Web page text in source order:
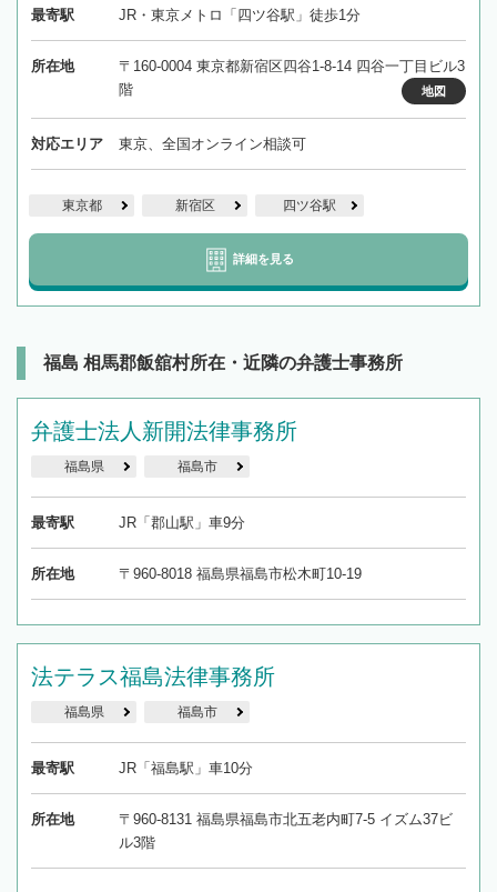
最寄駅 JR・東京メトロ「四ツ谷駅」徒歩1分
所在地
〒160-0004 東京都新宿区四谷1-8-14 四谷一丁目ビル3
階
地図
対応エリア 東京、全国オンライン相談可
東京都 新宿区 四ツ谷駅
詳細を見る
福島 相馬郡飯舘村所在・近隣の弁護士事務所
弁護士法人新開法律事務所
福島県 福島市
最寄駅 JR「郡山駅」車9分
所在地 〒960-8018 福島県福島市松木町10-19
法テラス福島法律事務所
福島県 福島市
最寄駅 JR「福島駅」車10分
所在地
〒960-8131 福島県福島市北五老内町7-5 イズム37ビ
ル3階